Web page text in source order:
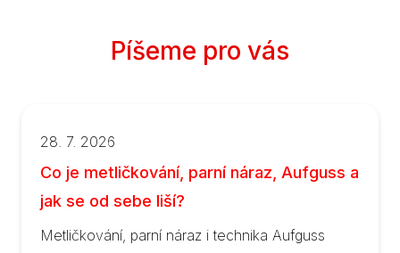
Píšeme pro vás
28. 7. 2026
Co je metličkování, parní náraz, Aufguss a
jak se od sebe liší?
Metličkování, parní náraz i technika Aufguss